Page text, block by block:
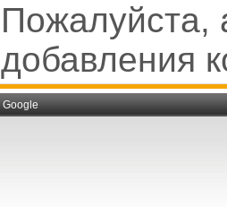
Пожалуйста,
добавления
Google